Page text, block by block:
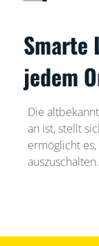
Smarte
jedem
Die
an ist, stellt
ermöglicht
auszuschalten.